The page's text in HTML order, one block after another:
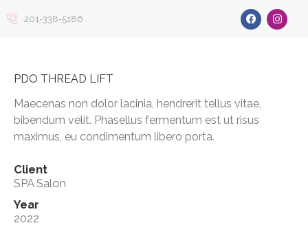
201-338-5186
PDO THREAD LIFT
Maecenas non dolor lacinia, hendrerit tellus vitae,
bibendum velit. Phasellus fermentum est ut risus
maximus, eu condimentum libero porta.
Client
SPA Salon
Year
2022